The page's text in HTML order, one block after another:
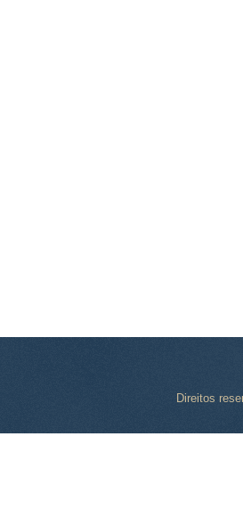
Direitos